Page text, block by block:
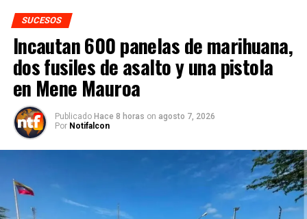
SUCESOS
Incautan 600 panelas de marihuana,
dos fusiles de asalto y una pistola
en Mene Mauroa
Publicado Hace 8 horas on agosto 7, 2026
Por Notifalcon